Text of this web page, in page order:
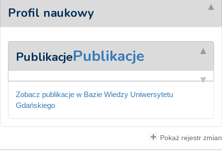
Profil naukowy
PublikacjePublikacje
Zobacz publikacje w Bazie Wiedzy Uniwersytetu
Gdańskiego
Pokaż rejestr zmian